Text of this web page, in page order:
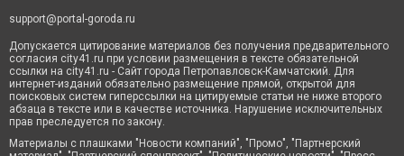
support@portal-goroda.ru
Допускается цитирование материалов без получения предварительного
согласия city41.ru при условии размещения в тексте обязательной
ссылки на city41.ru - Сайт города Петропавловск-Камчатский. Для
интернет-изданий обязательно размещение прямой, открытой для
поисковых систем гиперссылки на цитируемые статьи не ниже второго
абзаца в тексте или в качестве источника. Нарушение исключительных
прав преследуется по закону.
Материалы с плашками "Новости компаний", "Промо", "Партнерский